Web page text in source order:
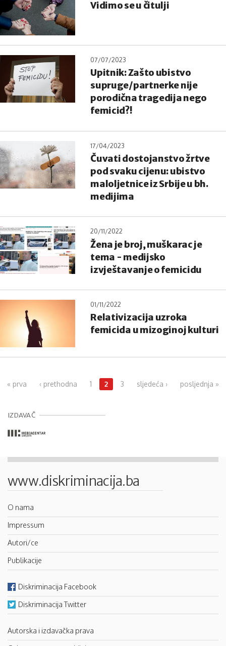
Vidimo se u čitulji
07/07/2023
Upitnik: Zašto ubistvo
supruge/partnerke nije
porodična tragedija nego
femicid?!
17/04/2023
Čuvati dostojanstvo žrtve
pod svaku cijenu: ubistvo
maloljetnice iz Srbije u bh.
medijima
20/11/2022
Žena je broj, muškarac je
tema - medijsko
izvještavanje o femicidu
01/11/2022
Relativizacija uzroka
femicida u mizoginoj kulturi
« prva ‹ prethodna 1 2 3 sljedeća › posljednja »
IZDAVAČ
www.diskriminacija.ba
O nama
Impressum
Autori/ce
Publikacije
Diskriminacija Facebook
Diskriminacija Twitter
Autorska i izdavačka prava